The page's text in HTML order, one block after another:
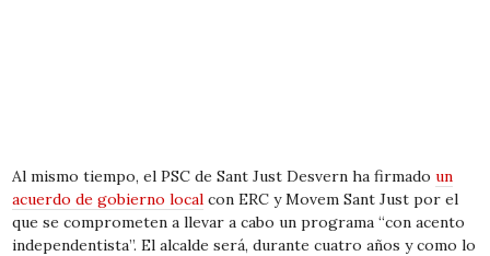
Al mismo tiempo, el PSC de Sant Just Desvern ha firmadoun
acuerdo de gobierno local con ERC y Movem Sant Just por el
que se comprometen a llevar a cabo un programa “con acento
independentista”. El alcalde será, durante cuatro años y como lo